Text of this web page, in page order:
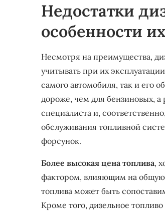
Недостатки
особенности
Несмотря на преимущества,
учитывать при их
самого автомобиля, так и его
дороже, чем для бензиновых,
специалиста и,
обслуживания топливной
форсунок.
Более высокая цена топлива,
фактором, влияющим на общую
топлива может быть
Кроме того, дизельное